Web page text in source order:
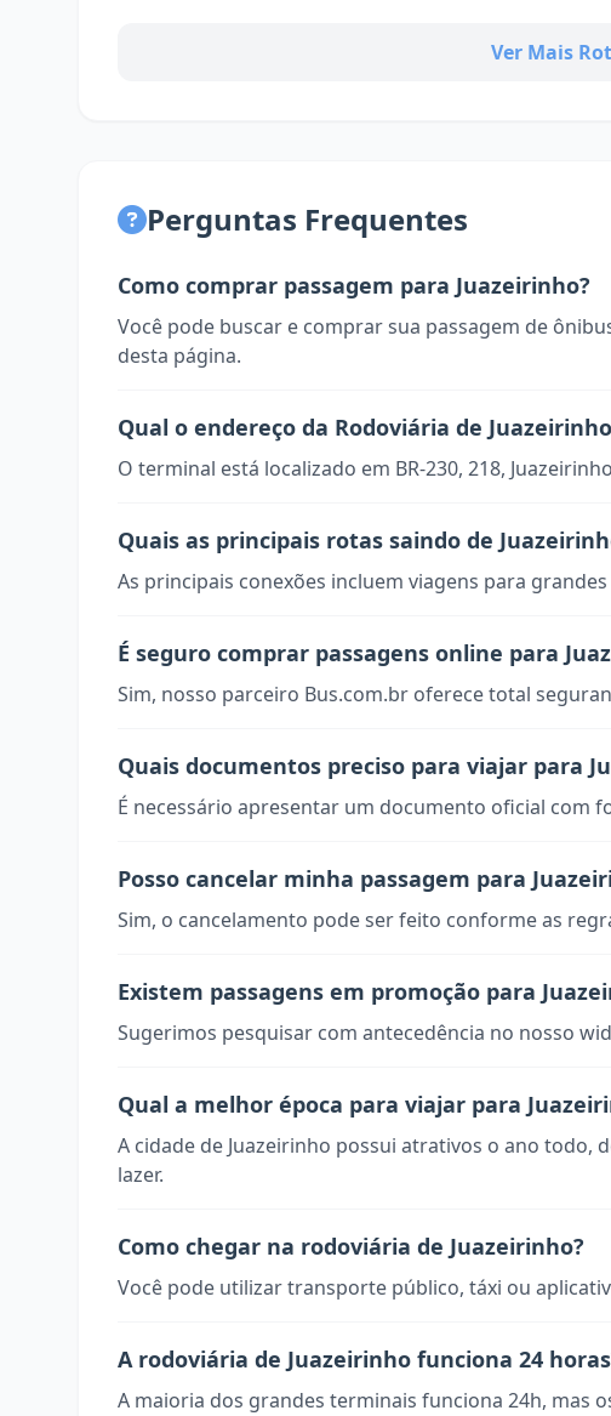
Ver Mais
Perguntas Frequentes
Como comprar passagem para Juazeirinho?
Você pode buscar e comprar sua passagem de
desta página.
Qual o endereço da Rodoviária de
O terminal está localizado em BR-230, 218,
Quais as principais rotas saindo de
As principais conexões incluem viagens para
É seguro comprar passagens online para
Sim, nosso parceiro Bus.com.br oferece total
Quais documentos preciso para viajar para
É necessário apresentar um documento oficial com
Posso cancelar minha passagem para
Sim, o cancelamento pode ser feito conforme as
Existem passagens em promoção para
Sugerimos pesquisar com antecedência no nosso
Qual a melhor época para viajar para
A cidade de Juazeirinho possui atrativos o ano todo,
lazer.
Como chegar na rodoviária de Juazeirinho?
Você pode utilizar transporte público, táxi ou
A rodoviária de Juazeirinho funciona 24
A maioria dos grandes terminais funciona 24h, mas